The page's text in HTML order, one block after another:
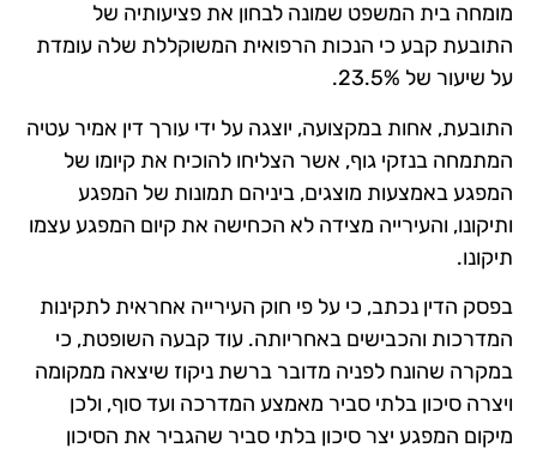
מומחה בית המשפט שמונה לבחון את פציעותיה של
התובעת קבע כי הנכות הרפואית המשוקללת שלה עומדת
על שיעור של 23.5%.
התובעת, אחות במקצועה, יוצגה על ידי עורך דין אמיר עטיה
המתמחה בנזקי גוף, אשר הצליחו להוכיח את קיומו של
המפגע באמצעות מוצגים, ביניהם תמונות של המפגע
ותיקונו, והעירייה מצידה לא הכחישה את קיום המפגע עצמו
תיקונו.
בפסק הדין נכתב, כי על פי חוק העירייה אחראית לתקינות
המדרכות והכבישים באחריותה. עוד קבעה השופטת, כי
במקרה שהונח לפניה מדובר ברשת ניקוז שיצאה ממקומה
ויצרה סיכון בלתי סביר מאמצע המדרכה ועד סוף, ולכן
מיקום המפגע יצר סיכון בלתי סביר שהגביר את הסיכון